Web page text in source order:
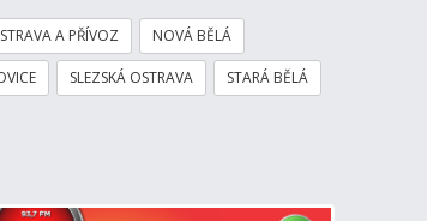
A PŘÍVOZ NOVÁ BĚLÁ
SLEZSKÁ OSTRAVA STARÁ BĚLÁ